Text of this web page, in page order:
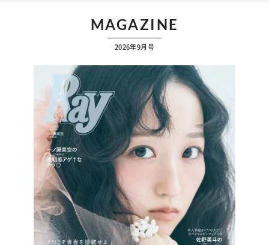
MAGAZINE
2026年9月号